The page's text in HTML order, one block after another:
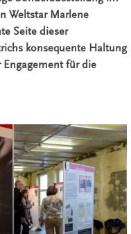
Weltstar Marlene
Seite dieser
konsequente Haltung
für die